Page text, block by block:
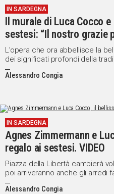
IN SARDEGNA
Il murale di Luca Cocco
sestesi: “Il nostro grazie
accolto”
L’opera che ora abbellisce la
dei significati profondi della
Alessandro Congia
IN SARDEGNA
Agnes Zimmermann e
regalo ai sestesi. VIDEO
Piazza della Libertà cambierà
poi arriveranno anche gli arredi
video intervista
Alessandro Congia